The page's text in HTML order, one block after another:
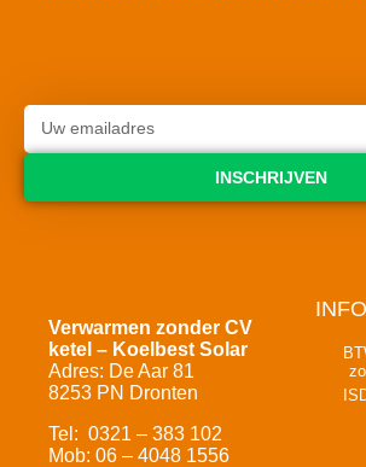
INSCHRIJVEN
Verwarmen zonder CV
ketel – Koelbest Solar
Adres: De Aar 81
8253 PN Dronten
Tel: 0321 – 383 102
Mob: 06 – 4048 1556